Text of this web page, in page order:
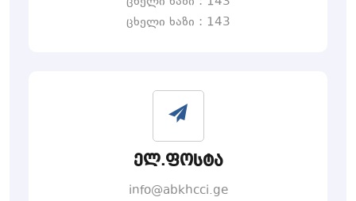
ცხელი ხაზი : 143
ელ.ფოსტა
info@abkhcci.ge